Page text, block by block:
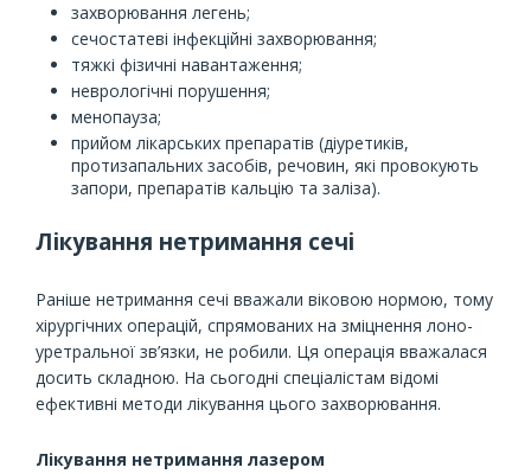
захворювання легень;
сечостатеві інфекційні захворювання;
тяжкі фізичні навантаження;
неврологічні порушення;
менопауза;
прийом лікарських препаратів (діуретиків,
протизапальних засобів, речовин, які провокують
запори, препаратів кальцію та заліза).
Лікування нетримання сечі
Раніше нетримання сечі вважали віковою нормою, тому
хірургічних операцій, спрямованих на зміцнення лоно-
уретральної зв’язки, не робили. Ця операція вважалася
досить складною. На сьогодні спеціалістам відомі
ефективні методи лікування цього захворювання.
Лікування нетримання лазером